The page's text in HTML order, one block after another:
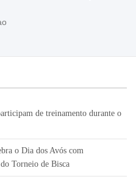
de treinamento durante o
o Dia dos Avós com
Torneio de Bisca